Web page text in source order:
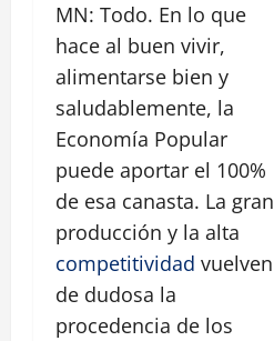
MN: Todo. En lo que
hace al buen vivir,
alimentarse bien y
saludablemente, la
Economía Popular
puede aportar el 100%
de esa canasta. La gran
producción y la alta
competitividad vuelven
de dudosa la
procedencia de los